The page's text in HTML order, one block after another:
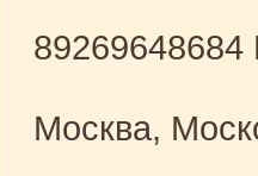
89269648684
Москва,